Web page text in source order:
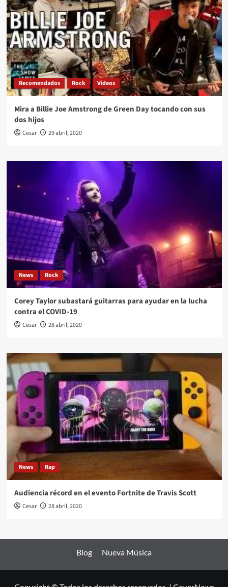
Recomendados Rock Videos
Mira a Billie Joe Amstrong de Green Day tocando con sus
dos hijos
Cesar 29 abril, 2020
News Rock
Corey Taylor subastará guitarras para ayudar en la lucha
contra el COVID-19
Cesar 28 abril, 2020
News Rap
Audiencia récord en el evento Fortnite de Travis Scott
Cesar 28 abril, 2020
Blog Nueva Música